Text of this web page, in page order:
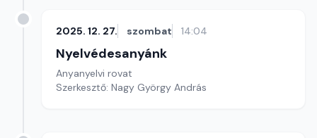
2025. 12. 27. szombat 14:04
Nyelvédesanyánk
Anyanyelvi rovat
Szerkesztő: Nagy György András